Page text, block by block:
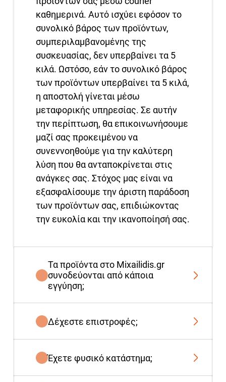
καθημερινά. Αυτό ισχύει εφόσον το
συνολικό βάρος των προϊόντων,
συμπεριλαμβανομένης της
συσκευασίας, δεν υπερβαίνει τα 5
κιλά. Ωστόσο, εάν το συνολικό βάρος
των προϊόντων υπερβαίνει τα 5 κιλά,
η αποστολή γίνεται μέσω
μεταφορικής υπηρεσίας. Σε αυτήν
την περίπτωση, θα επικοινωνήσουμε
μαζί σας προκειμένου να
συνεννοηθούμε για την καλύτερη
λύση που θα ανταποκρίνεται στις
ανάγκες σας. Στόχος μας είναι να
εξασφαλίσουμε την άριστη παράδοση
των προϊόντων σας, επιδιώκοντας
την ευκολία και την ικανοποίησή σας.
Τα προϊόντα στο Mixailidis.gr
συνοδεύονται από κάποια
εγγύηση;
Δέχεστε επιστροφές;
Έχετε φυσικό κατάστημα;